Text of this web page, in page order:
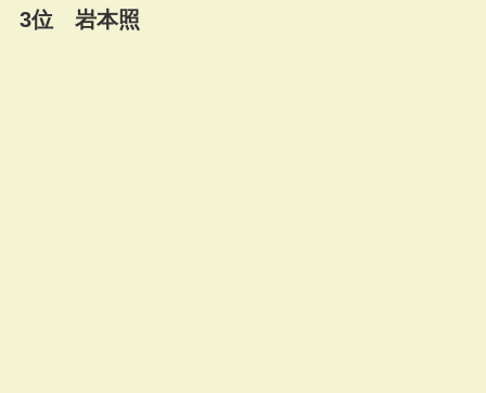
3位 岩本照